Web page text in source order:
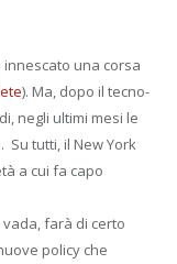
innescato una corsa
). Ma, dopo il tecno-
negli ultimi mesi le
tutti, il New York
a cui fa capo
farà di certo
policy che